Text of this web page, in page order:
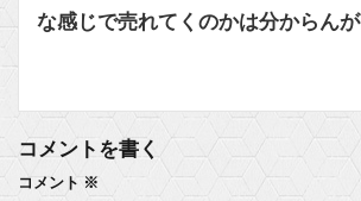
な感じで売れてくのかは分からんが
コメントを書く
コメント ※